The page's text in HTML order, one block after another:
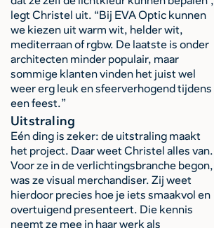
legt Christel uit. “Bij EVA Optic kunnen
we kiezen uit warm wit, helder wit,
mediterraan of rgbw. De laatste is onder
architecten minder populair, maar
sommige klanten vinden het juist wel
weer erg leuk en sfeerverhogend tijdens
een feest.”
Uitstraling
Eén ding is zeker: de uitstraling maakt
het project. Daar weet Christel alles van.
Voor ze in de verlichtingsbranche begon,
was ze visual merchandiser. Zij weet
hierdoor precies hoe je iets smaakvol en
overtuigend presenteert. Die kennis
neemt ze mee in haar werk als